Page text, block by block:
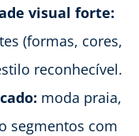
visual forte:
(formas, cores,
reconhecível.
moda praia,
segmentos com